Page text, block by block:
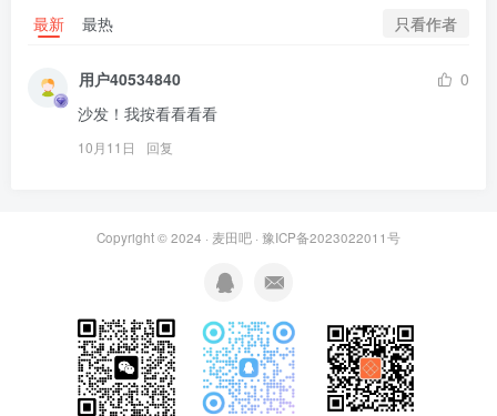
最新 最热 只看作者
用户40534840
0
沙发！我按看看看看
10月11日 回复
Copyright © 2024 · 麦田吧 · 豫ICP备2023022011号